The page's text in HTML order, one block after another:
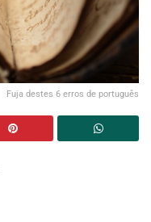
Fuja destes 6 erros de português